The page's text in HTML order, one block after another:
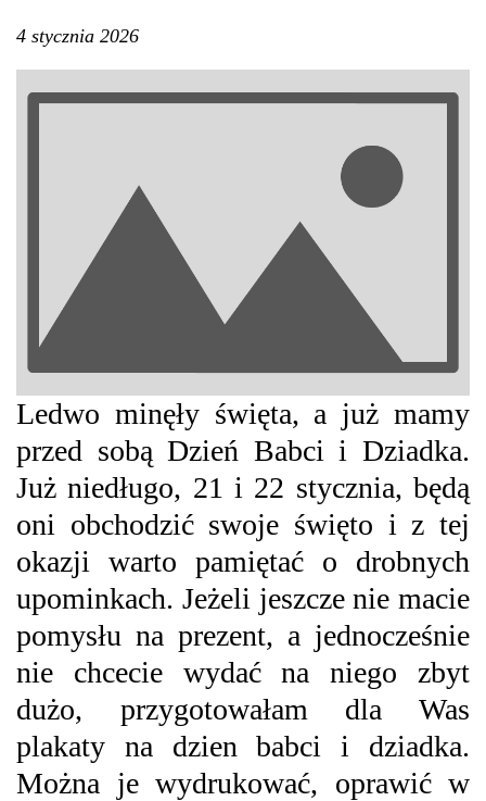
4 stycznia 2026
Ledwo minęły święta, a już mamy
przed sobą Dzień Babci i Dziadka.
Już niedługo, 21 i 22 stycznia, będą
oni obchodzić swoje święto i z tej
okazji warto pamiętać o drobnych
upominkach. Jeżeli jeszcze nie macie
pomysłu na prezent, a jednocześnie
nie chcecie wydać na niego zbyt
dużo, przygotowałam dla Was
plakaty na dzien babci i dziadka.
Można je wydrukować, oprawić w